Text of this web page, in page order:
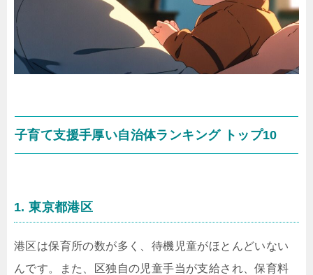
子育て支援手厚い自治体ランキング トップ10
1. 東京都港区
港区は保育所の数が多く、待機児童がほとんどいない
んです。また、区独自の児童手当が支給され、保育料